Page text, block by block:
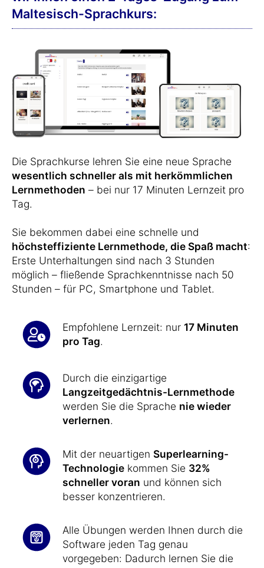
Maltesisch-Sprachkurs:
Die Sprachkurse lehren Sie eine neue Sprache
wesentlich schneller als mit herkömmlichen
Lernmethoden – bei nur 17 Minuten Lernzeit pro
Tag.
Sie bekommen dabei eine schnelle und
höchsteffiziente Lernmethode, die Spaß macht:
Erste Unterhaltungen sind nach 3 Stunden
möglich – fließende Sprachkenntnisse nach 50
Stunden – für PC, Smartphone und Tablet.
Empfohlene Lernzeit: nur 17 Minuten
pro Tag.
Durch die einzigartige
Langzeitgedächtnis-Lernmethode
werden Sie die Sprache nie wieder
verlernen.
Mit der neuartigen Superlearning-
Technologie kommen Sie 32%
schneller voran und können sich
besser konzentrieren.
Alle Übungen werden Ihnen durch die
Software jeden Tag genau
vorgegeben: Dadurch lernen Sie die